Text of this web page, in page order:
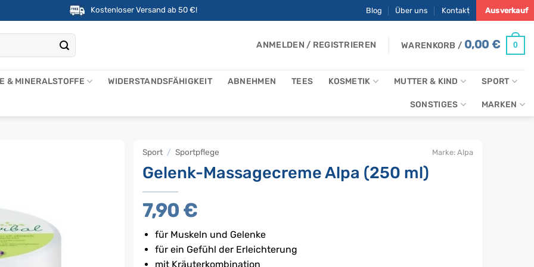
Kostenloser Versand ab 50 €! Blog Über uns Kontakt Ausverkauf
ANMELDEN / REGISTRIEREN WARENKORB / 0,00€ 0
& MINERALSTOFFE WIDERSTANDSFÄHIGKEIT ABNEHMEN TEES KOSMETIK MUTTER & KIND SPORT
SONSTIGES MARKEN
Sport / Sportpflege
Gelenk-Massagecreme Alpa (250 ml)
7,90 €
für Muskeln und Gelenke
für ein Gefühl der Erleichterung
mit Kräuterkombination
Marke: Alpa